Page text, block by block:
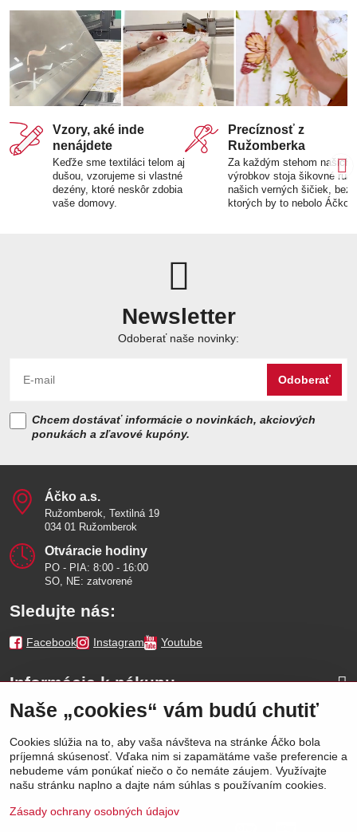
Vzory, aké inde
nenájdete
Keďže sme textiláci telom aj
dušou, vzorujeme si vlastné
dezény, ktoré neskôr zdobia
vaše domovy.
Precíznosť z
Ružomberka
Za každým stehom našich
výrobkov stoja šikovné ruky
našich verných šičiek, bez
ktorých by to nebolo Áčko.
Newsletter
Odoberať naše novinky:
Odoberať
Chcem dostávať informácie o novinkách, akciových
ponukách a zľavové kupóny.
Áčko a​.s​.
Ružomberok, Textilná 19
034 01 Ružomberok
Otváracie hodiny
PO - PIA: 8:00 - 16:00
SO, NE: zatvorené
Sledujte nás:
Facebook Instagram Youtube
Informácie k nákupu
Naše značky
Výhody
Naše „cookies“ vám budú chutiť
Cookies slúžia na to, aby vaša návšteva na stránke Áčko bola
príjemná skúsenosť. Vďaka nim si zapamätáme vaše preferencie a
nebudeme vám ponúkať niečo o čo nemáte záujem. Využívajte
našu stránku naplno a dajte nám súhlas s používaním cookies.
Zásady ochrany osobných údajov